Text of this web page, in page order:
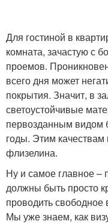
Для гостиной в
комната, зачастую с
проемов.
всего дня может
покрытия. Значит, в
светоустойчивые
первозданным видом
годы. Этим качествам
флизелина.
Ну и самое главное –
должны быть просто
проводить
Мы уже знаем, как